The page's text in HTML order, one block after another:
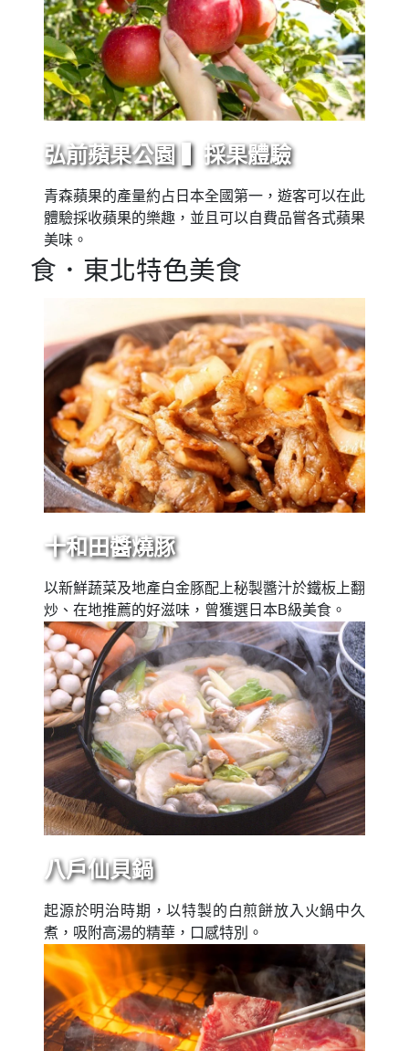
弘前蘋果公園 ▍採果體驗
青森蘋果的產量約占日本全國第一，遊客可以在此
體驗採收蘋果的樂趣，並且可以自費品嘗各式蘋果
美味。
食．東北特色美食
十和田醬燒豚
以新鮮蔬菜及地產白金豚配上秘製醬汁於鐵板上翻
炒、在地推薦的好滋味，曾獲選日本B級美食。
八戶仙貝鍋
起源於明治時期，以特製的白煎餅放入火鍋中久
煮，吸附高湯的精華，口感特別。